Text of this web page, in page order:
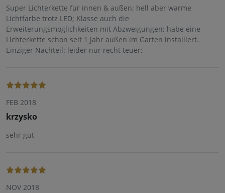
Super Lichterkette für innen & außen; hell aber warme
Lichtfarbe trotz LED; Klasse auch die
Erweiterungsmöglichkeiten mit Abzweigungen; habe eine
Lichterkette schon seit 1 Jahr außen im Garten installiert.
Einziger Nachteil: leider nur recht teuer;
FEB 2018
krzysko
sehr gut
NOV 2018